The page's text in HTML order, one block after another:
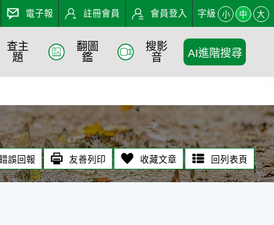
電子報 註冊會員 會員登入 字級 小 中 大
查主
題
翻圖
鑑
搜影
音
AI進階搜尋
誤回報 友善列印 收藏文章 回列表頁